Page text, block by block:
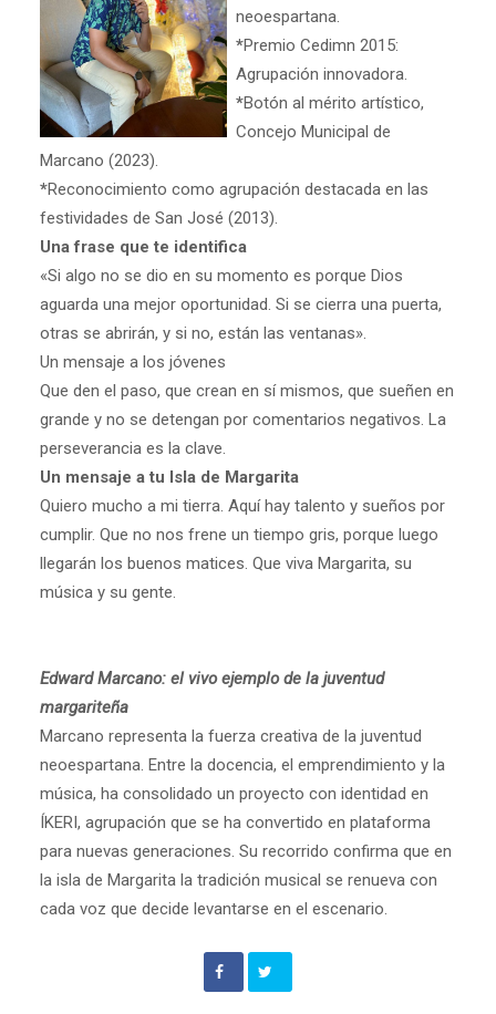
neoespartana.
*Premio Cedimn 2015:
Agrupación innovadora.
*Botón al mérito artístico,
Concejo Municipal de
Marcano (2023).
*Reconocimiento como agrupación destacada en las
festividades de San José (2013).
Una frase que te identifica
«Si algo no se dio en su momento es porque Dios
aguarda una mejor oportunidad. Si se cierra una puerta,
otras se abrirán, y si no, están las ventanas».
Un mensaje a los jóvenes
Que den el paso, que crean en sí mismos, que sueñen en
grande y no se detengan por comentarios negativos. La
perseverancia es la clave.
Un mensaje a tu Isla de Margarita
Quiero mucho a mi tierra. Aquí hay talento y sueños por
cumplir. Que no nos frene un tiempo gris, porque luego
llegarán los buenos matices. Que viva Margarita, su
música y su gente.
Edward Marcano: el vivo ejemplo de la juventud
margariteña
Marcano representa la fuerza creativa de la juventud
neoespartana. Entre la docencia, el emprendimiento y la
música, ha consolidado un proyecto con identidad en
ÍKERI, agrupación que se ha convertido en plataforma
para nuevas generaciones. Su recorrido confirma que en
la isla de Margarita la tradición musical se renueva con
cada voz que decide levantarse en el escenario.